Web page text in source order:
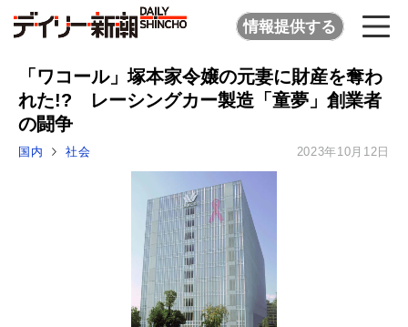
情報提供する
「ワコール」塚本家令嬢の元妻に財産を奪わ
れた!? レーシングカー製造「童夢」創業者
の闘争
国内 社会 2023年10月12日